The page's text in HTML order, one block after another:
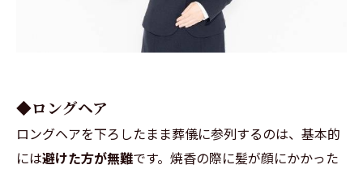
◆ロングヘア
ロングヘアを下ろしたまま葬儀に参列するのは、基本的
には避けた方が無難です。焼香の際に髪が顔にかかった